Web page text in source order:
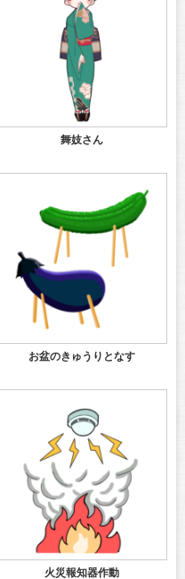
舞妓さん
お盆のきゅうりとなす
火災報知器作動